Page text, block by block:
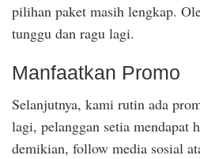
pilihan paket masih lengkap.
tunggu dan ragu lagi.
Manfaatkan Promo
Selanjutnya, kami rutin ada
lagi, pelanggan setia mendapat
demikian, follow media sosial